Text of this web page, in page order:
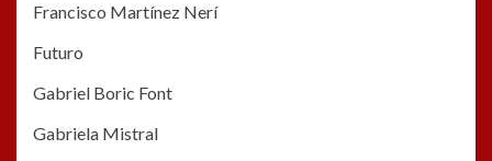
Francisco Martínez Nerí
Futuro
Gabriel Boric Font
Gabriela Mistral